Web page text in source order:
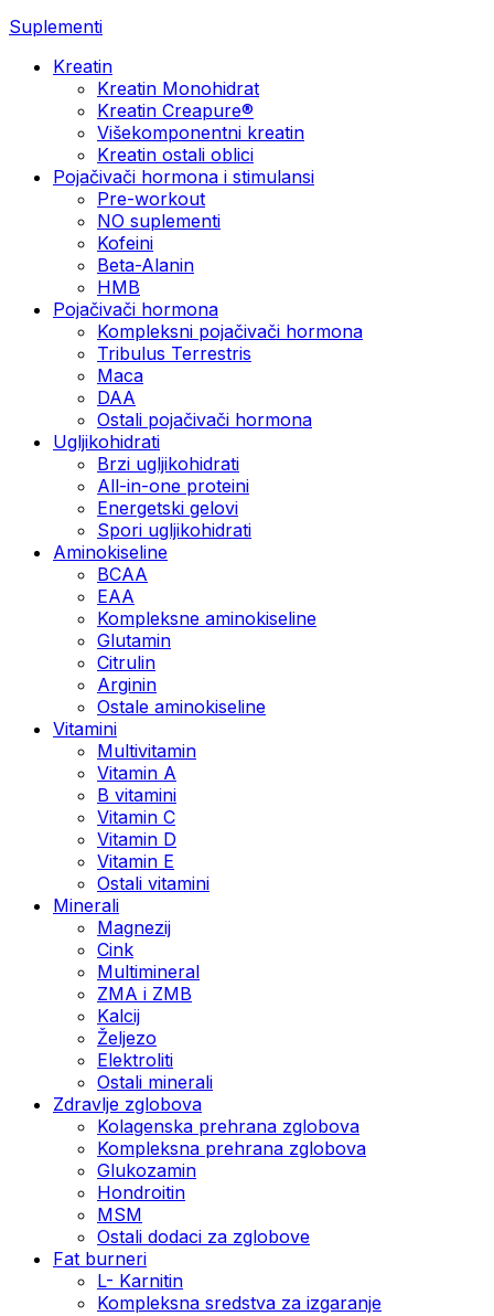
Suplementi
Kreatin
Kreatin Monohidrat
Kreatin Creapure®
Višekomponentni kreatin
Kreatin ostali oblici
Pojačivači hormona i stimulansi
Pre-workout
NO suplementi
Kofeini
Beta-Alanin
HMB
Pojačivači hormona
Kompleksni pojačivači hormona
Tribulus Terrestris
Maca
DAA
Ostali pojačivači hormona
Ugljikohidrati
Brzi ugljikohidrati
All-in-one proteini
Energetski gelovi
Spori ugljikohidrati
Aminokiseline
BCAA
EAA
Kompleksne aminokiseline
Glutamin
Citrulin
Arginin
Ostale aminokiseline
Vitamini
Multivitamin
Vitamin A
B vitamini
Vitamin C
Vitamin D
Vitamin E
Ostali vitamini
Minerali
Magnezij
Cink
Multimineral
ZMA i ZMB
Kalcij
Željezo
Elektroliti
Ostali minerali
Zdravlje zglobova
Kolagenska prehrana zglobova
Kompleksna prehrana zglobova
Glukozamin
Hondroitin
MSM
Ostali dodaci za zglobove
Fat burneri
L- Karnitin
Kompleksna sredstva za izgaranje